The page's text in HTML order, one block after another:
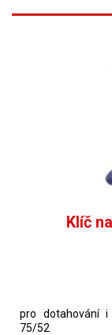
Klíč
pro dotahování i
75/52